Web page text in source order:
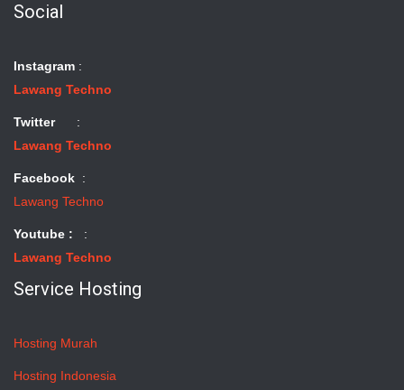
Social
Instagram :
Lawang Techno
Twitter:
Lawang Techno
Facebook :
Lawang Techno
Youtube :
:
Lawang Techno
Service Hosting
Hosting Murah
Hosting Indonesia